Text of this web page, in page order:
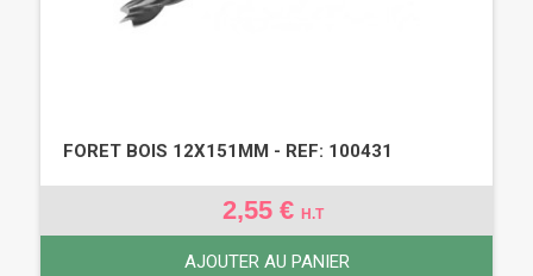
FORET BOIS 12X151MM - REF: 100431
2,55 € H.T
AJOUTER AU PANIER